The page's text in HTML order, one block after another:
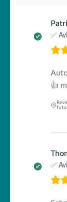
✅
👍
✅